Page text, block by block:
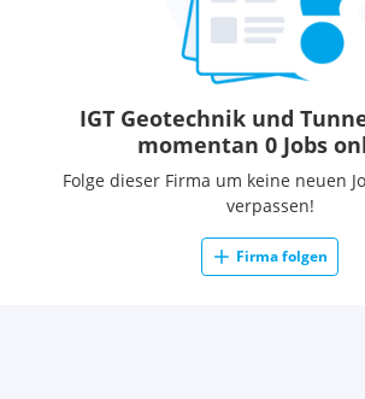
IGT Geotechnik und
momentan 0 Jobs
Folge dieser Firma um keine neuen
verpassen!
Firma folgen